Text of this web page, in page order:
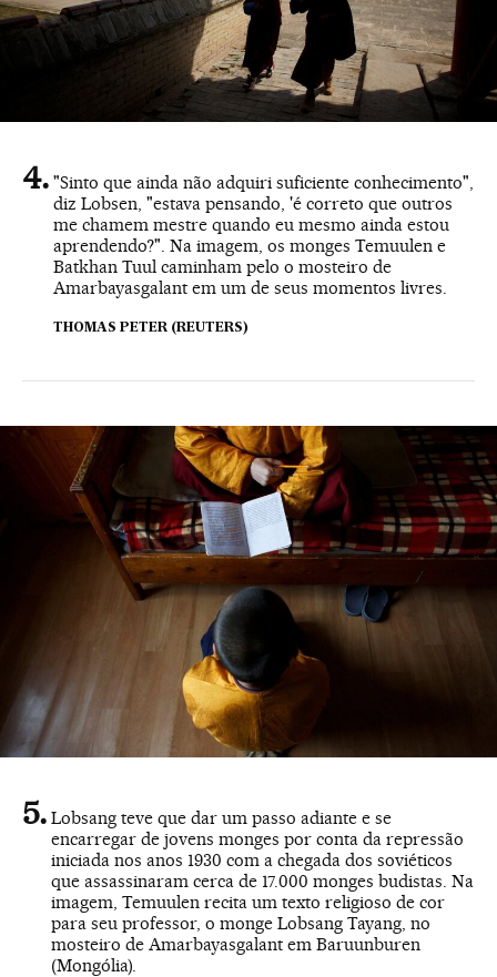
"Sinto que ainda não adquiri suficiente conhecimento",
diz Lobsen, "estava pensando, 'é correto que outros
me chamem mestre quando eu mesmo ainda estou
aprendendo?". Na imagem, os monges Temuulen e
Batkhan Tuul caminham pelo o mosteiro de
Amarbayasgalant em um de seus momentos livres.
THOMAS PETER (REUTERS)
Lobsang teve que dar um passo adiante e se
encarregar de jovens monges por conta da repressão
iniciada nos anos 1930 com a chegada dos soviéticos
que assassinaram cerca de 17.000 monges budistas. Na
imagem, Temuulen recita um texto religioso de cor
para seu professor, o monge Lobsang Tayang, no
mosteiro de Amarbayasgalant em Baruunburen
(Mongólia).